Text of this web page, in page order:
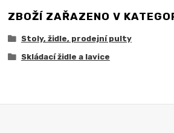
ZBOŽÍ ZAŘAZENO V
Stoly, židle, prodejní pulty
Skládací židle a lavice